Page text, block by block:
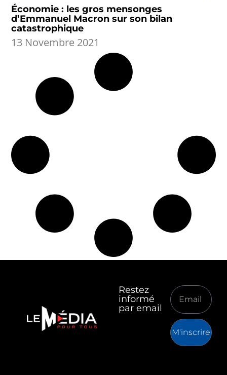
Économie : les gros mensonges
d’Emmanuel Macron sur son bilan
catastrophique
13 Novembre 2021
Restez
informé
par email
M'inscrire